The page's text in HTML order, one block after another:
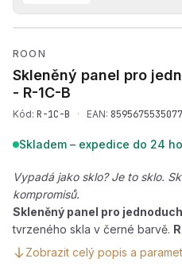
ROON
Skleněný panel pro
- R-1C-B
Kód: R-1C-B · EAN: 8595675535077
Skladem – expedice do 24
Vypadá jako sklo? Je to sklo.
kompromisů.
Skleněný panel pro
tvrzeného skla v černé barvě.
Zobrazit celý popis a